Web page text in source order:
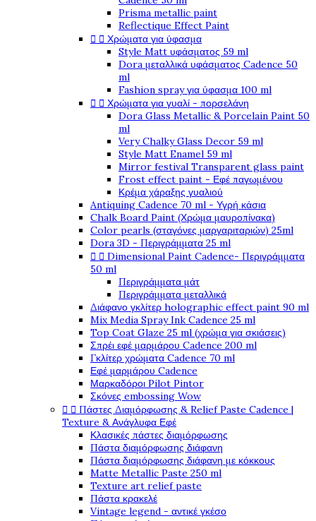
Prisma metallic paint
Reflectique Effect Paint
  Χρώματα για ύφασμα
Style Matt υφάσματος 59 ml
Dora μεταλλικά υφάσματος Cadence 50
ml
Fashion spray για ύφασμα 100 ml
  Χρώματα για γυαλί - πορσελάνη
Dora Glass Metallic & Porcelain Paint 50
ml
Very Chalky Glass Decor 59 ml
Style Matt Enamel 59 ml
Mirror festival Transparent glass paint
Frost effect paint - Εφέ παγωμένου
Κρέμα χάραξης γυαλιού
Antiquing Cadence 70 ml - Υγρή κάσια
Chalk Board Paint (Χρώμα μαυροπίνακα)
Color pearls (σταγόνες μαργαριταριών) 25ml
Dora 3D - Περιγράμματα 25 ml
  Dimensional Paint Cadence- Περιγράμματα
50 ml
Περιγράμματα μάτ
Περιγράμματα μεταλλικά
Διάφανο γκλίτερ holographic effect paint 90 ml
Mix Media Spray Ink Cadence 25 ml
Top Coat Glaze 25 ml (χρώμα για σκιάσεις)
Σπρέι εφέ μαρμάρου Cadence 200 ml
Γκλίτερ χρώματα Cadence 70 ml
Εφέ μαρμάρου Cadence
Μαρκαδόροι Pilot Pintor
Σκόνες embossing Wow
  Πάστες Διαμόρφωσης & Relief Paste Cadence |
Texture & Ανάγλυφα Εφέ
Κλασικές πάστες διαμόρφωσης
Πάστα διαμόρφωσης διάφανη
Πάστα διαμόρφωσης διάφανη με κόκκους
Matte Metallic Paste 250 ml
Texture art relief paste
Πάστα κρακελέ
Vintage legend - αντικέ γκέσο